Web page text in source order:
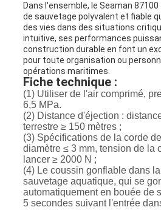
Dans l'ensemble, le Seaman
de sauvetage polyvalent et fiable
des vies dans des situations
intuitive, ses performances
construction durable en font un
pour toute organisation ou
opérations maritimes.
Fiche technique :
(1) Utiliser de l'air comprimé,
6,5 MPa.
(2) Distance d'éjection :
terrestre ≥ 150 mètres ;
(3) Spécifications de la corde
diamètre ≤ 3 mm, tension de la
lancer ≥ 2000 N ;
(4) Le coussin gonflable dans
sauvetage aquatique, qui se
automatiquement en bouée de
5 secondes suivant l'entrée